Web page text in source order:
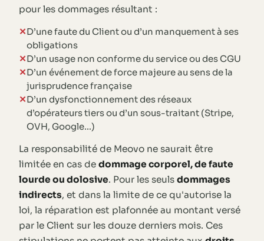
pour les dommages résultant :
D’une faute du Client ou d’un manquement à ses
obligations
D’un usage non conforme du service ou des CGU
D’un événement de force majeure au sens de la
jurisprudence française
D’un dysfonctionnement des réseaux
d’opérateurs tiers ou d’un sous-traitant (Stripe,
OVH, Google…)
La responsabilité de Meovo ne saurait être
limitée en cas de dommage corporel, de faute
lourde ou dolosive. Pour les seuls dommages
indirects, et dans la limite de ce qu'autorise la
loi, la réparation est plafonnée au montant versé
par le Client sur les douze derniers mois. Ces